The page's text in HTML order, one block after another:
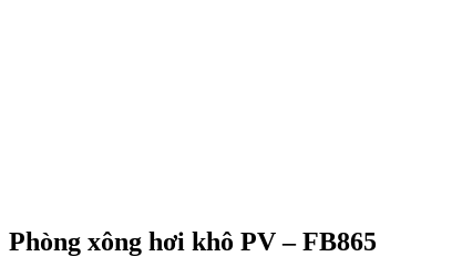
Phòng xông hơi khô PV – FB865